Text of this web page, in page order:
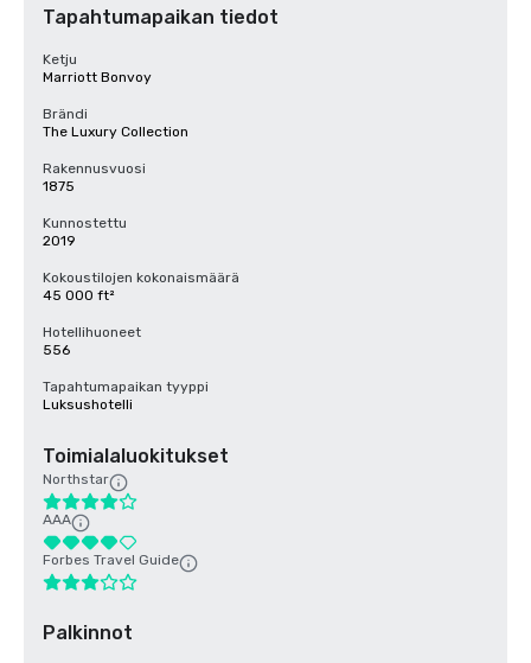
Tapahtumapaikan tiedot
Ketju
Marriott Bonvoy
Brändi
The Luxury Collection
Rakennusvuosi
1875
Kunnostettu
2019
Kokoustilojen kokonaismäärä
45 000 ft²
Hotellihuoneet
556
Tapahtumapaikan tyyppi
Luksushotelli
Toimialaluokitukset
Northstar
AAA
Forbes Travel Guide
Palkinnot